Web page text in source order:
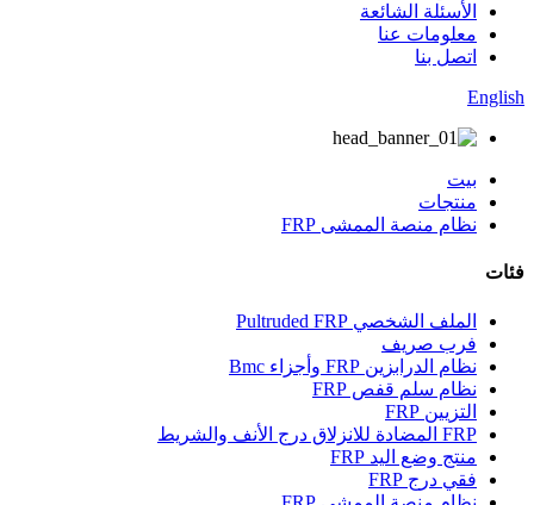
الأسئلة الشائعة
معلومات عنا
اتصل بنا
English
بيت
منتجات
نظام منصة الممشى FRP
فئات
الملف الشخصي Pultruded FRP
فرب صريف
نظام الدرابزين FRP وأجزاء Bmc
نظام سلم قفص FRP
التزيين FRP
FRP المضادة للانزلاق درج الأنف والشريط
منتج وضع اليد FRP
فقي درج FRP